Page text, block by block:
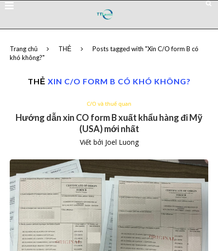
Trang chủ THẺ
Posts tagged with "Xin C/O form B có
khó không?"
THẺ XIN C/O FORM B CÓ KHÓ KHÔNG?
C/O và thuế quan
Hướng dẫn xin CO form B xuất khẩu hàng đi Mỹ
(USA) mới nhất
Viết bởi Joel Luong